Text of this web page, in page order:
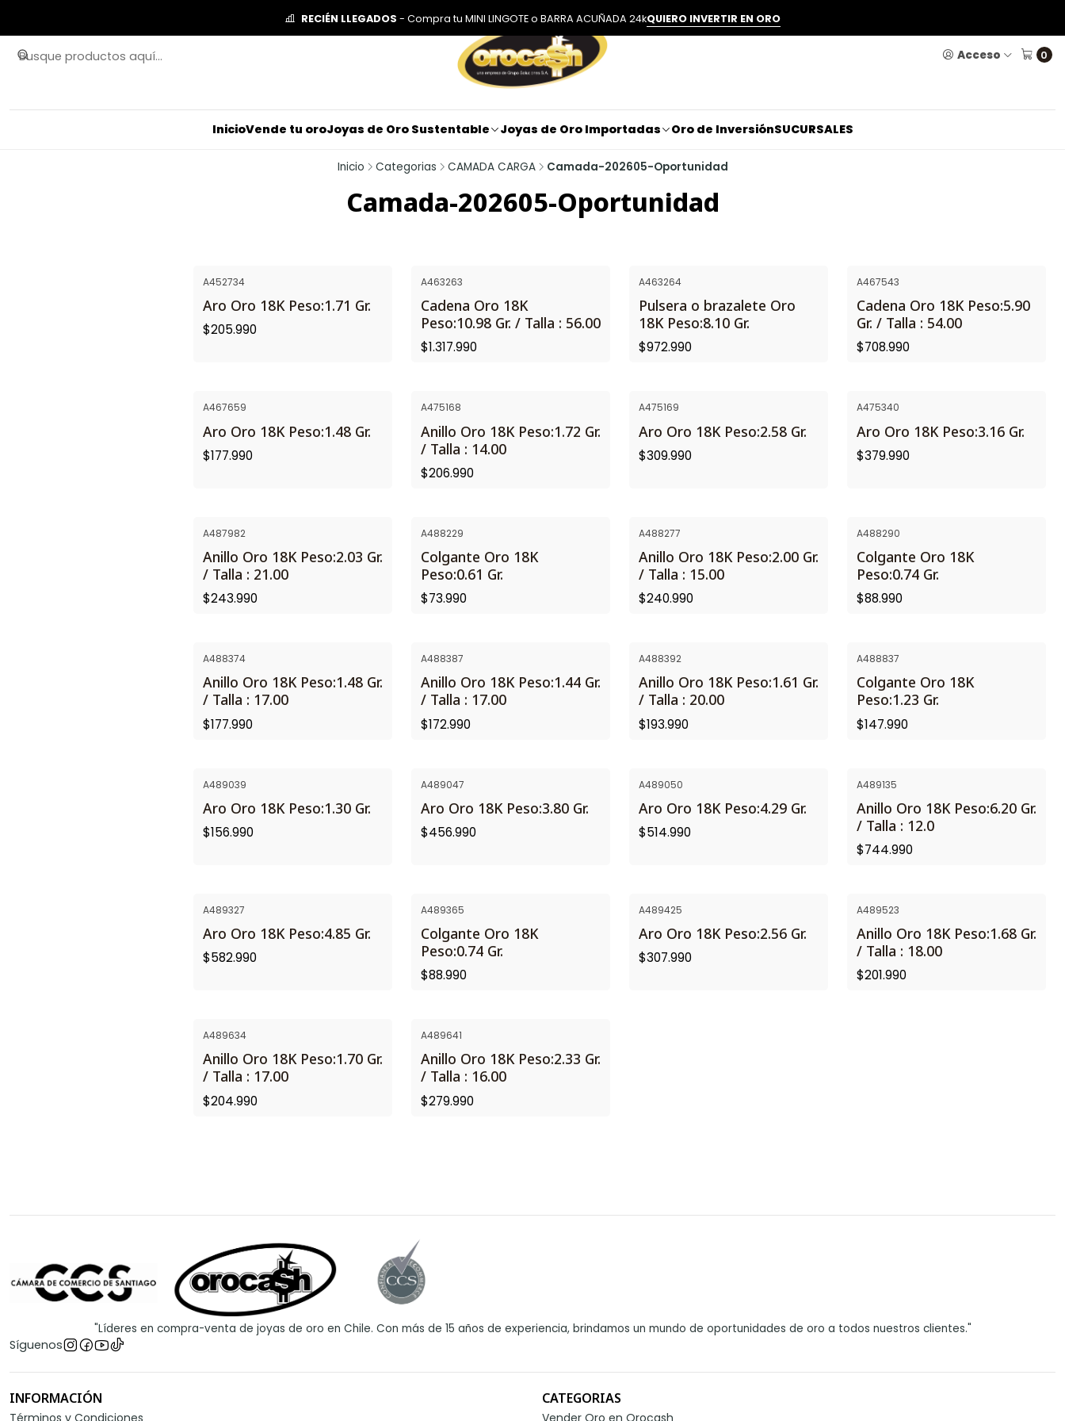
Acceso 0
InicioVende tu oroJoyas de Oro Sustentable Joyas de Oro Importadas Oro de InversiónSUCURSALES
RECIÉN LLEGADOS - Compra tu MINI LINGOTE o BARRA ACUÑADA 24kQUIERO INVERTIR EN ORO
Inicio Categorias CAMADA CARGA Camada-202605-Oportunidad
Camada-202605-Oportunidad
A452734
Aro Oro 18K Peso:1.71 Gr.
$205.990
A463263
Cadena Oro 18K
Peso:10.98 Gr. / Talla : 56.00
$1.317.990
A463264
Pulsera o brazalete Oro
18K Peso:8.10 Gr.
$972.990
A467543
Cadena Oro 18K Peso:5.90
Gr. / Talla : 54.00
$708.990
A467659
Aro Oro 18K Peso:1.48 Gr.
$177.990
A475168
Anillo Oro 18K Peso:1.72 Gr.
/ Talla : 14.00
$206.990
A475169
Aro Oro 18K Peso:2.58 Gr.
$309.990
A475340
Aro Oro 18K Peso:3.16 Gr.
$379.990
A487982
Anillo Oro 18K Peso:2.03 Gr.
/ Talla : 21.00
$243.990
A488229
Colgante Oro 18K
Peso:0.61 Gr.
$73.990
A488277
Anillo Oro 18K Peso:2.00 Gr.
/ Talla : 15.00
$240.990
A488290
Colgante Oro 18K
Peso:0.74 Gr.
$88.990
A488374
Anillo Oro 18K Peso:1.48 Gr.
/ Talla : 17.00
$177.990
A488387
Anillo Oro 18K Peso:1.44 Gr.
/ Talla : 17.00
$172.990
A488392
Anillo Oro 18K Peso:1.61 Gr.
/ Talla : 20.00
$193.990
A488837
Colgante Oro 18K
Peso:1.23 Gr.
$147.990
A489039
Aro Oro 18K Peso:1.30 Gr.
$156.990
A489047
Aro Oro 18K Peso:3.80 Gr.
$456.990
A489050
Aro Oro 18K Peso:4.29 Gr.
$514.990
A489135
Anillo Oro 18K Peso:6.20 Gr.
/ Talla : 12.0
$744.990
A489327
Aro Oro 18K Peso:4.85 Gr.
$582.990
A489365
Colgante Oro 18K
Peso:0.74 Gr.
$88.990
A489425
Aro Oro 18K Peso:2.56 Gr.
$307.990
A489523
Anillo Oro 18K Peso:1.68 Gr.
/ Talla : 18.00
$201.990
A489634
Anillo Oro 18K Peso:1.70 Gr.
/ Talla : 17.00
$204.990
A489641
Anillo Oro 18K Peso:2.33 Gr.
/ Talla : 16.00
$279.990
"Líderes en compra-venta de joyas de oro en Chile. Con más de 15 años de experiencia, brindamos un mundo de oportunidades de oro a todos nuestros clientes."
Síguenos
INFORMACIÓN
Términos y Condiciones
CATEGORIAS
Vender Oro en Orocash